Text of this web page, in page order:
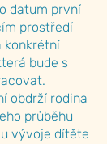
datum první
prostředí
konkrétní
bude s
obdrží rodina
průběhu
vývoje dítěte